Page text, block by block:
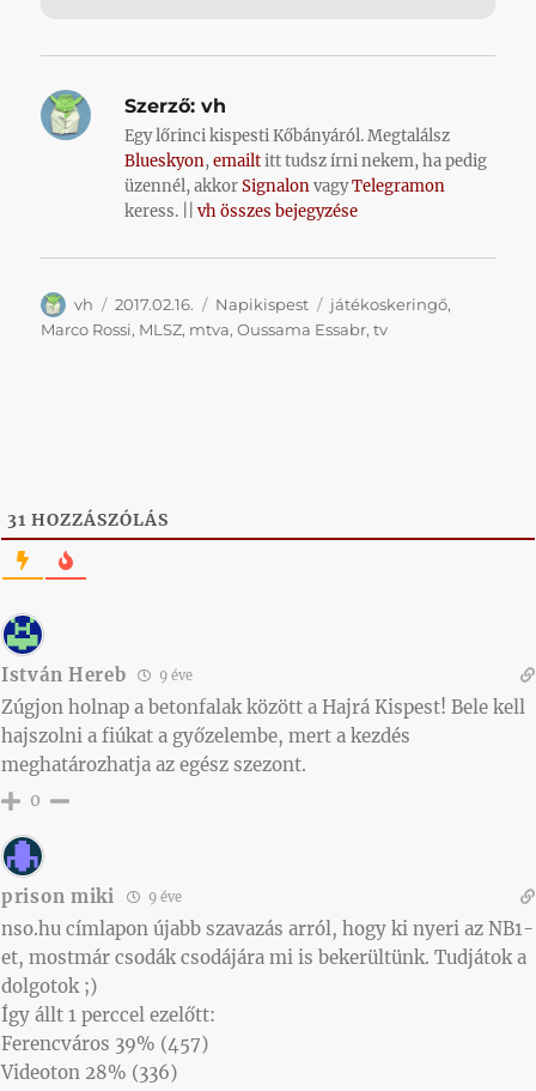
Szerző: vh
Egy lőrinci kispesti Kőbányáról. Megtalálsz
Blueskyon,emailtitt tudsz írni nekem, ha pedig
üzennél, akkorSignalonvagyTelegramon
keress. ||vh összes bejegyzése
Szerző
vh Közzétéve
2017.02.16. Kategória
Napikispest Címke
játékoskeringő,
Marco Rossi, MLSZ, mtva,Oussama Essabr,tv
31 HOZZÁSZÓLÁS
István Hereb 9 éve
Zúgjon holnap a betonfalak között a Hajrá Kispest! Bele kell
hajszolni a fiúkat a győzelembe, mert a kezdés
meghatározhatja az egész szezont.
0
prison miki 9 éve
nso.hu címlapon újabb szavazás arról, hogy ki nyeri az NB1-
et, mostmár csodák csodájára mi is bekerültünk. Tudjátok a
dolgotok ;)
Így állt 1 perccel ezelőtt:
Ferencváros 39% (457)
Videoton 28% (336)